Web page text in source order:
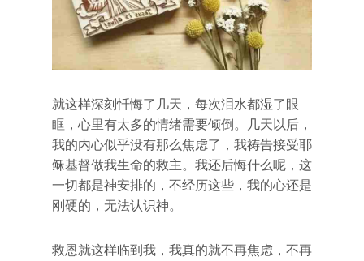
就这样深刻忏悔了几天，每次泪水都湿了眼
眶，心里有太多的情绪需要倾倒。几天以后，
我的内心似乎没有那么焦虑了，我祷告接受耶
稣基督做我生命的救主。我还后悔什么呢，这
一切都是神安排的，不经历这些，我的心还是
刚硬的，无法认识神。
救恩就这样临到我，我真的就不再焦虑，不再